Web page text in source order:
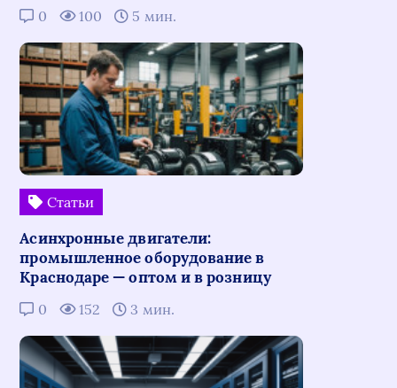
0 100 5 мин.
Статьи
Асинхронные двигатели:
промышленное оборудование в
Краснодаре — оптом и в розницу
0 152 3 мин.